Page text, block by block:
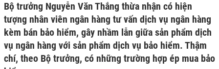
Bộ trưởng Nguyễn Văn Thắng thừa nhận có hiện
tượng nhân viên ngân hàng tư vấn dịch vụ ngân hàng
kèm bán bảo hiểm, gây nhầm lẫn giữa sản phẩm dịch
vụ ngân hàng với sản phẩm dịch vụ bảo hiểm. Thậm
chí, theo Bộ trưởng, có những trường hợp ép mua bảo